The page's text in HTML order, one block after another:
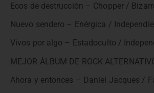
Ecos de destrucción – Chopper /
Nuevo sendero – Enérgica /
Vivos por algo – Estadoculto /
MEJOR ÁLBUM DE ROCK
Ahora y entonces – Daniel Jacques /